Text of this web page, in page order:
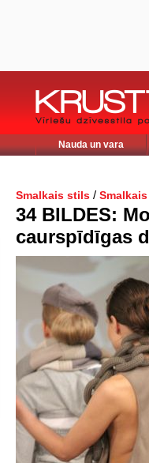
Nauda un vara
Smalkais stils /
34 BILDES:
caurspīdīgas